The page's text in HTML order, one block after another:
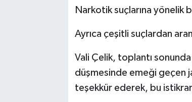
Narkotik suçlarına yönelik
Ayrıca çeşitli suçlardan
Vali Çelik, toplantı
düşmesinde emeği geçen
teşekkür ederek, bu